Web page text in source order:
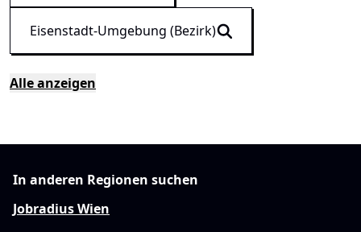
Eisenstadt-Umgebung (Bezirk)
Alle anzeigen
In anderen Regionen suchen
Jobradius Wien